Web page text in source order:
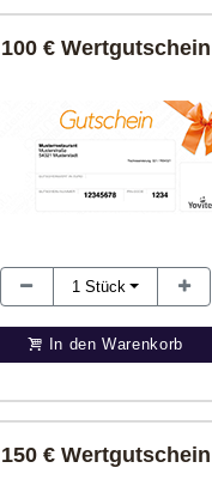
100 € Wertgutschein
1 Stück
In den Warenkorb
150 € Wertgutschein